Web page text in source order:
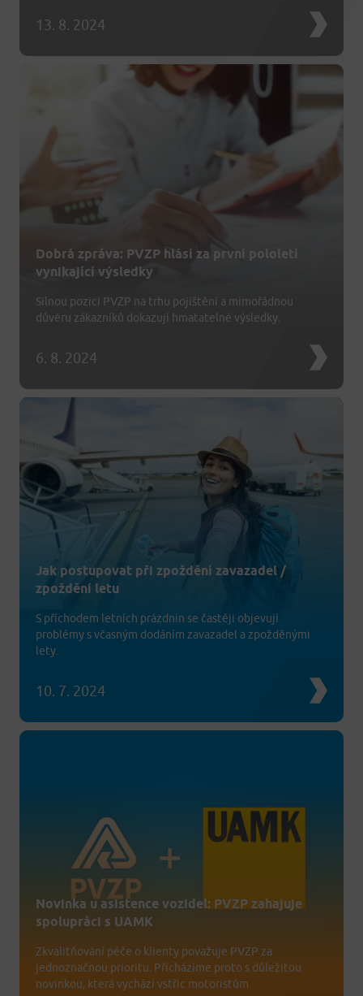
13. 8. 2024
Dobrá zpráva: PVZP hlásí za první pololetí
vynikající výsledky
Silnou pozici PVZP na trhu pojištění a mimořádnou
důvěru zákazníků dokazují hmatatelné výsledky.
6. 8. 2024
Jak postupovat při zpoždění zavazadel /
zpoždění letu
S příchodem letních prázdnin se častěji objevují
problémy s včasným dodáním zavazadel a zpožděnými
lety.
10. 7. 2024
Novinka u asistence vozidel: PVZP zahajuje
spolupráci s UAMK
Zkvalitňování péče o klienty považuje PVZP za
jednoznačnou prioritu. Přicházíme proto s důležitou
novinkou, která vychází vstříc motoristům